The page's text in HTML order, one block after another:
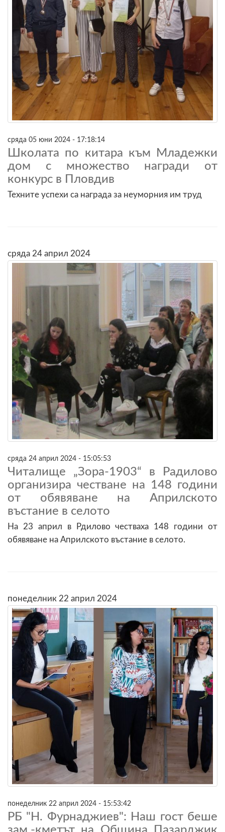
сряда 05 юни 2024 - 17:18:14
Школата по китара към Младежки
дом с множество награди от
конкурс в Пловдив
Техните успехи са награда за неуморния им труд
сряда 24 април 2024
сряда 24 април 2024 - 15:05:53
Читалище „Зора-1903“ в Радилово
организира честване на 148 години
от обявяване на Априлското
въстание в селото
На 23 април в Рдилово честваха 148 години от
обявяване на Априлското въстание в селото.
понеделник 22 април 2024
понеделник 22 април 2024 - 15:53:42
РБ "Н. Фурнаджиев": Наш гост беше